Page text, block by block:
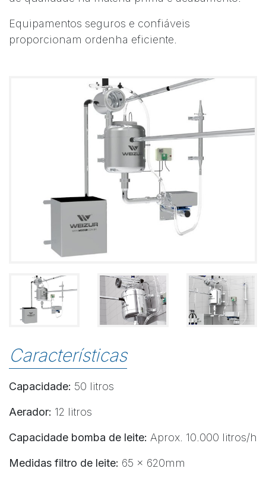
Equipamentos seguros e confiáveis
proporcionam ordenha eficiente.
Características
Capacidade: 50 litros
Aerador: 12 litros
Capacidade bomba de leite: Aprox. 10.000 litros/h
Medidas filtro de leite: 65 x 620mm